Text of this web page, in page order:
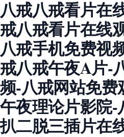
八戒八戒看片在
戒八戒看片在线
八戒手机免费视
戒八戒午夜A片-
频-八戒网站免
午夜理论片影院
扒二脱三插片在